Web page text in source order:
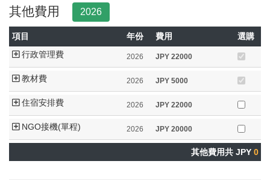
其他費用 2026
項目 年份 費用
選購
行政管理費
2026 JPY 22000
教材費 2026 JPY 5000
住宿安排費 2026 JPY 22000
NGO接機(單程) 2026 JPY 20000
其他費用共 JPY 0